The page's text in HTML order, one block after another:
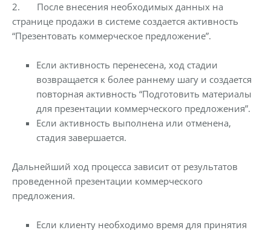
2. После внесения необходимых данных на
странице продажи в системе создается активность
“Презентовать коммерческое предложение”.
Если активность перенесена, ход стадии
возвращается к более раннему шагу и создается
повторная активность “Подготовить материалы
для презентации коммерческого предложения”.
Если активность выполнена или отменена,
стадия завершается.
Дальнейший ход процесса зависит от результатов
проведенной презентации коммерческого
предложения.
Если клиенту необходимо время для принятия